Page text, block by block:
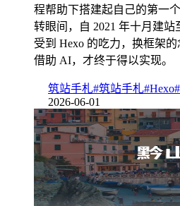
程帮助下搭建起自己的第一
转眼间，自 2021 年十月建
受到 Hexo 的吃力，换框架
借助 AI，才终于得以实现。
筑站手札#筑站手札#Hexo
2026-06-01